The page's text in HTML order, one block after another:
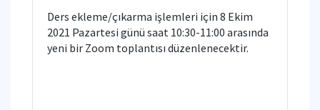
Ders ekleme/çıkarma işlemleri için 8 Ekim
2021 Pazartesi günü saat 10:30-11:00 arasında
yeni bir Zoom toplantısı düzenlenecektir.